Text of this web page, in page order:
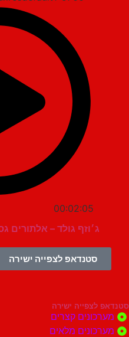
00:02:05
ג׳וזף גולד – אלתורים גסים
סטנדאפ לצפייה ישירה
ישירה
קצרים
מלאים